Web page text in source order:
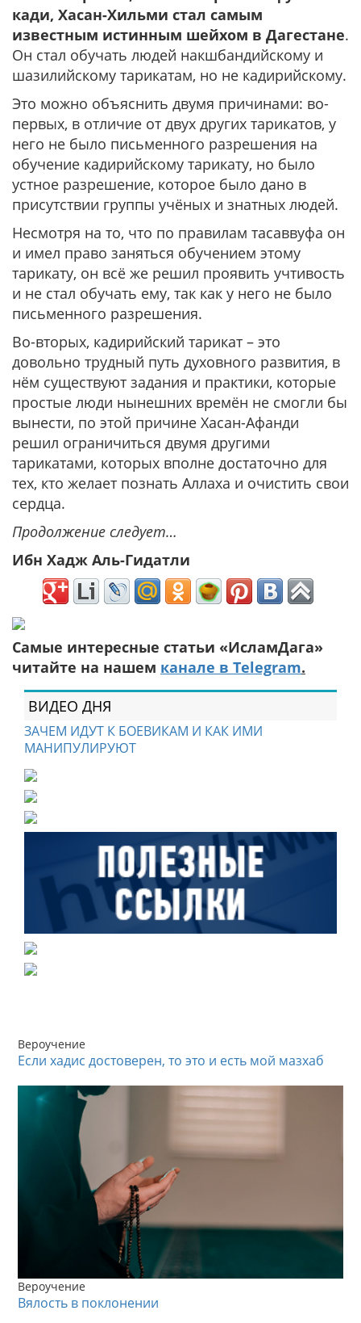
кади, Хасан-Хильми стал самым
известным истинным шейхом в Дагестане.
Он стал обучать людей накшбандийскому и
шазилийскому тарикатам, но не кадирийскому.
Это можно объяснить двумя причинами: во-
первых, в отличие от двух других тарикатов, у
него не было письменного разрешения на
обучение кадирийскому тарикату, но было
устное разрешение, которое было дано в
присутствии группы учёных и знатных людей.
Несмотря на то, что по правилам тасаввуфа он
и имел право заняться обучением этому
тарикату, он всё же решил проявить учтивость
и не стал обучать ему, так как у него не было
письменного разрешения.
Во-вторых, кадирийский тарикат – это
довольно трудный путь духовного развития, в
нём существуют задания и практики, которые
простые люди нынешних времён не смогли бы
вынести, по этой причине Хасан-Афанди
решил ограничиться двумя другими
тарикатами, которых вполне достаточно для
тех, кто желает познать Аллаха и очистить свои
сердца.
Продолжение следует…
Ибн Хадж Аль-Гидатли
Самые интересные статьи «ИсламДага»
читайте на нашем канале в Telegram.
ВИДЕО ДНЯ
ЗАЧЕМ ИДУТ К БОЕВИКАМ И КАК ИМИ
МАНИПУЛИРУЮТ
Вероучение
Если хадис достоверен, то это и есть мой мазхаб
Вероучение
Вялость в поклонении